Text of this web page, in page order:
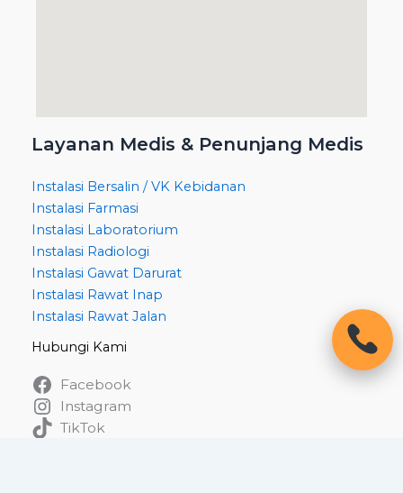
Layanan Medis & Penunjang Medis
Instalasi Bersalin / VK Kebidanan
Instalasi Farmasi
Instalasi Laboratorium
Instalasi Radiologi
Instalasi Gawat Darurat
Instalasi Rawat Inap
Instalasi Rawat Jalan
Hubungi Kami
Facebook
Instagram
TikTok